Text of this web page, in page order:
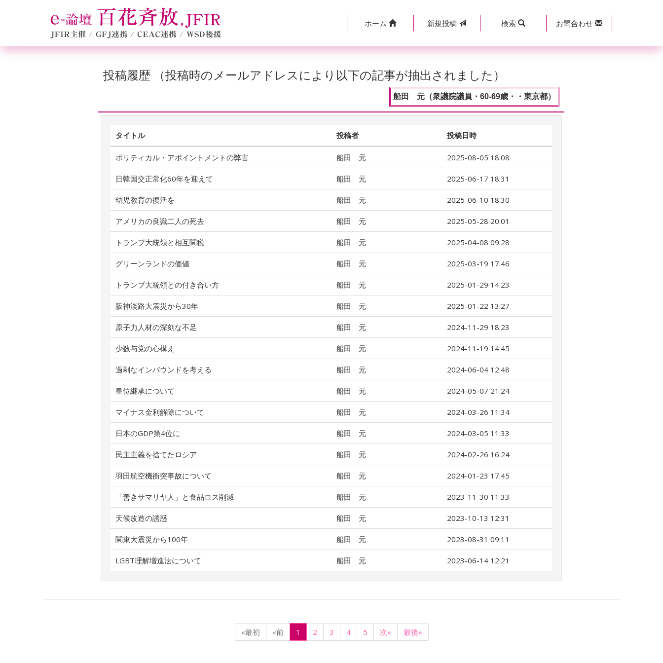
ホーム 新規投稿 検索 お問合わせ
投稿履歴 （投稿時のメールアドレスにより以下の記事が抽出されました）
船田 元（衆議院議員・60-69歳・・東京都）
タイトル 投稿者 投稿日時
ポリティカル・アポイントメントの弊害 船田 元 2025-08-05 18:08
日韓国交正常化60年を迎えて 船田 元 2025-06-17 18:31
幼児教育の復活を 船田 元 2025-06-10 18:30
アメリカの良識二人の死去 船田 元 2025-05-28 20:01
トランプ大統領と相互関税 船田 元 2025-04-08 09:28
グリーンランドの価値 船田 元 2025-03-19 17:46
トランプ大統領との付き合い方 船田 元 2025-01-29 14:23
阪神淡路大震災から30年 船田 元 2025-01-22 13:27
原子力人材の深刻な不足 船田 元 2024-11-29 18:23
少数与党の心構え 船田 元 2024-11-19 14:45
過剰なインバウンドを考える 船田 元 2024-06-04 12:48
皇位継承について 船田 元 2024-05-07 21:24
マイナス金利解除について 船田 元 2024-03-26 11:34
日本のGDP第4位に 船田 元 2024-03-05 11:33
民主主義を捨てたロシア 船田 元 2024-02-26 16:24
羽田航空機衝突事故について 船田 元 2024-01-23 17:45
「善きサマリヤ人」と食品ロス削減 船田 元 2023-11-30 11:33
天候改造の誘惑 船田 元 2023-10-13 12:31
関東大震災から100年 船田 元 2023-08-31 09:11
LGBT理解増進法について 船田 元 2023-06-14 12:21
«最初 «前 1 2 3 4 5 次» 最後»